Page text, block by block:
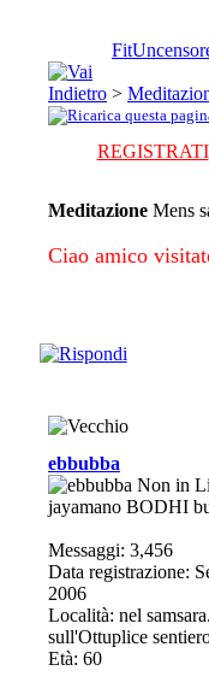
>
REGISTRATI
Meditazione Mens
Ciao amico
ebbubba
jayamano BODHI
Messaggi: 3,456
Data registrazione:
2006
Località: nel
sull'Ottuplice
Età: 60